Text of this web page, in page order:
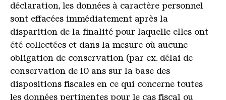
déclaration, les données à caractère personnel
sont effacées immédiatement après la
disparition de la finalité pour laquelle elles ont
été collectées et dans la mesure où aucune
obligation de conservation (par ex. délai de
conservation de 10 ans sur la base des
dispositions fiscales en ce qui concerne toutes
les données pertinentes pour le cas fiscal ou